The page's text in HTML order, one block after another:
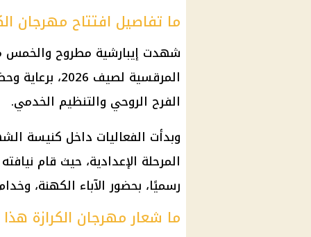
ما تفاصيل افتتاح مهرجان
شهدت إيبارشية مطروح والخمس
المرقسية
الفرح الروحي والتنظيم الخدمي.
وبدأت الفعاليات داخل كنيسة
المرحلة الإعدادية، حيث قام
رسميًا، بحضور الآباء الكهنة،
ما شعار مهرجان الكرازة هذا